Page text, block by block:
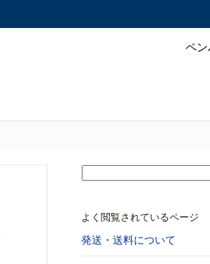
ペン
よく閲覧されているページ
発送・送料について